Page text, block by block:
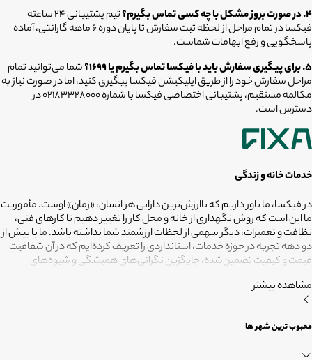
۴. در صورت بروز مشکل با چه کسی تماس بگیرم؟
تیم پشتیبانی ۲۴ ساعته
فیکسا در تمام مراحل از لحظه ثبت سفارش تا پایان دوره ۶ ماهه گارانتی، آماده
پاسخگویی و رفع ابهامات شماست.
۵. برای پیگیری سفارش باید با فیکسا تماس بگیرم یا ۱۶۹۹؟
شما می‌توانید تمام
مراحل سفارش خود را از طریق اپلیکیشن فیکسا پیگیری کنید، اما در صورت نیاز به
مکالمه مستقیم، پشتیبانی اختصاصی فیکسا با شماره ۰۲۱۸۳۳۲۸۰۰۰ در
دسترس است.
خدمات خانه و زندگی
در فیکسا، ما باور داریم که باارزش‌ترین دارایی هر انسان، «زمان» اوست. مأموریت
ما این است که روش نگهداری از خانه و محل کار را تغییر دهیم تا کارهای فنی،
نظافت و تعمیرات، دیگر سهمی از لحظات ارزشمند شما نداشته باشد. ما با بیش از
دو دهه تجربه در حوزه خدمات، استانداردی را تعریف کرده‌ایم که در آن شفافیت
قیمت و کیفیت تضمین‌شده، جایگزین نگرانی‌های همیشگی و شیوه‌های
متخصصانی بسپاریم که از فیلترهای سخت‌گیرانه رد شده‌اند تا نتیجه نهایی،
دقیقاً همان فضای امن و بی‌دغدغه‌ای باشد که همیشه برای آرامش خود
آنکه شما فرصت بیشتری برای زندگی کردن داشته باشید؛ فیکسا، زمانی برای
مشاهده بیشتر
محبوب ترین شهر ها